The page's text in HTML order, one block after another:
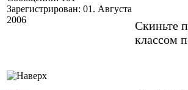
Зарегистрирован: 01. Августа
2006
Скиньте
классом